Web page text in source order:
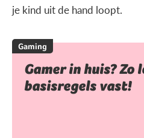
je kind uit de hand loopt.
Gaming
Gamer in huis? Zo
basisregels vast!